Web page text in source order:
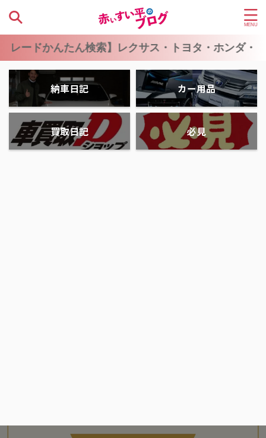
検索】レクサス・トヨタ・ホンダ・ニッサン・マツ
納車日記 カー用品
買取日記 必見